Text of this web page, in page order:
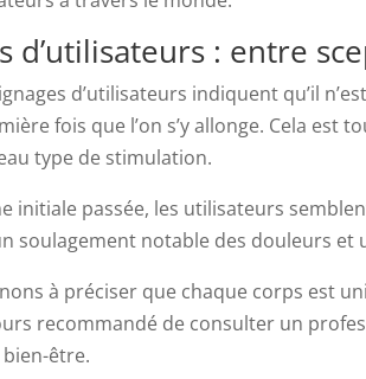
d’utilisateurs : entre
d’utilisateurs indiquent qu’il
fois que l’on s’y allonge. Cela
type de stimulation.
initiale passée, les utilisateurs
soulagement notable des douleurs et
à préciser que chaque corps est
recommandé de consulter un
être.